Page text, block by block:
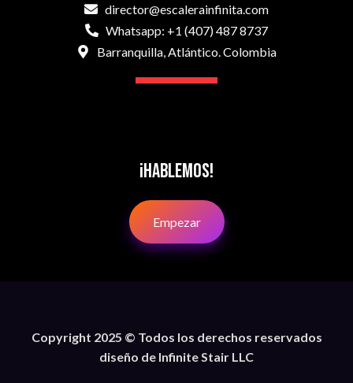
director@escalerainfinita.com
Whatsapp: +1 (407) 487 8737
Barranquilla, Atlántico. Colombia
¡Hablemos!
Empezar
Copyright 2025 © Todos los derechos reservados
diseño de Infinite Stair LLC